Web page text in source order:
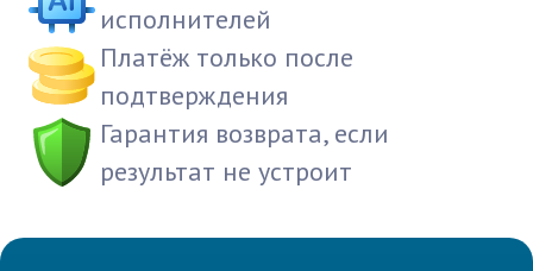
исполнителей
Платёж только после
подтверждения
Гарантия возврата, если
результат не устроит